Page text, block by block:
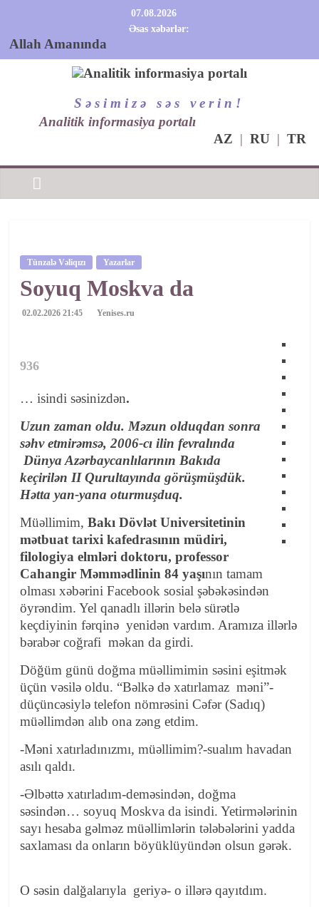
07.08.2026
Əsas xəbərlər:
Allah Amanında
BİCZİLİK…
Qırıqların Fəlsəfəsi Silsiləsi — II: Daonun Axan
KINTSUGI: QIRIQLARIN QIZIL HƏQİQƏTİ…
BİR VƏTƏN DÜZƏLDİRƏM
Analitik
informasiya
portalı
S ə s i m i z ə s ə s v e r i n !
Analitik informasiya portalı
AZ | RU| TR
Tünzalə Vəliqızı Yazarlar
Soyuq Moskva da
02.02.2026 21:45 Yenises.ru
936
… isindi səsinizdən.
Uzun zaman oldu. Məzun olduqdan sonra
səhv etmirəmsə, 2006-cı ilin fevralında
Dünya Azərbaycanlılarının Bakıda
keçirilən II Qurultayında görüşmüşdük.
Hətta yan-yana oturmuşduq.
Müəllimim,Bakı Dövlət Universitetinin
mətbuat tarixi kafedrasının müdiri,
filologiya elmləri doktoru, professor
Cahangir Məmmədlinin 84 yaşının tamam
olması xəbərini Facebook sosial şəbəkəsindən
öyrəndim. Yel qanadlı illərin belə sürətlə
keçdiyinin fərqinə yenidən vardım. Aramıza illərlə
bərabər coğrafi məkan da girdi.
Döğüm günü doğma müəllimimin səsini eşitmək
üçün vəsilə oldu. “Bəlkə də xatırlamaz məni”-
düçüncəsiylə telefon nömrəsini Cəfər (Sadıq)
müəllimdən alıb ona zəng etdim.
-Məni xatırladınızmı, müəllimim?-sualım havadan
asılı qaldı.
-Əlbəttə xatırladım-deməsindən, doğma
səsindən… soyuq Moskva da isindi. Yetirmələrinin
sayı hesaba gəlməz müəllimlərin tələbələrini yadda
saxlaması da onların böyüklüyündən olsun gərək.
O səsin dalğalarıyla geriyə- o illərə qayıtdım.